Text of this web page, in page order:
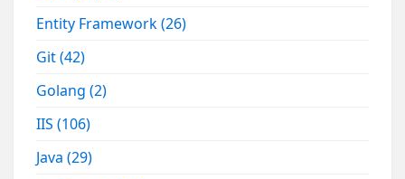
Entity Framework(26)
Git(42)
Golang(2)
IIS(106)
Java(29)